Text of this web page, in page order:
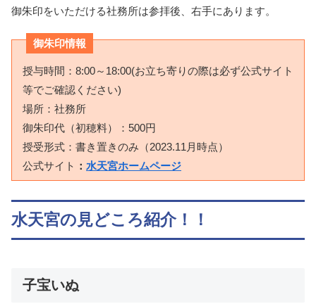
御朱印をいただける社務所は参拝後、右手にあります。
御朱印情報
授与時間：8:00～18:00(お立ち寄りの際は必ず公式サイト
等でご確認ください)
場所：社務所
御朱印代（初穂料）：500円
授受形式：書き置きのみ（2023.11月時点）
公式サイト ： 水天宮ホームページ
水天宮の見どころ紹介！！
子宝いぬ